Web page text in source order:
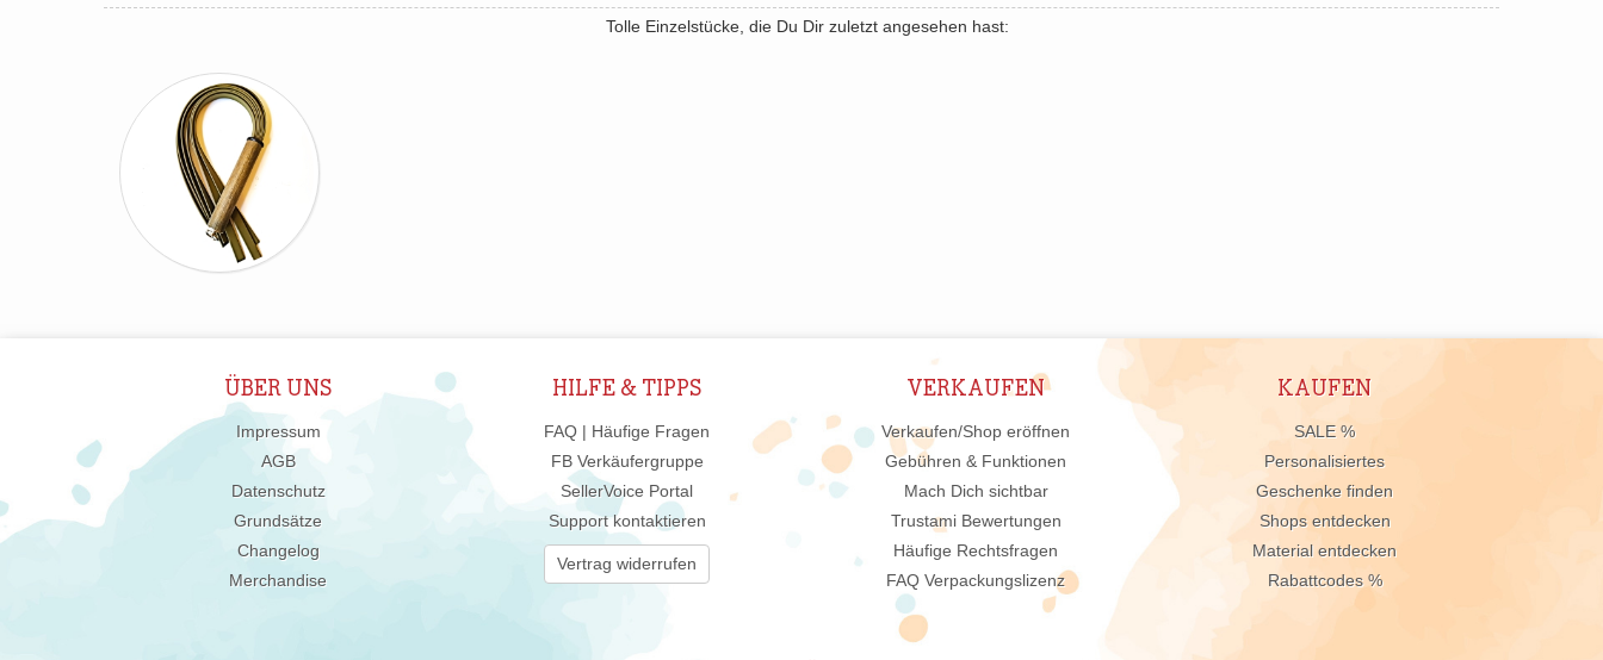
Tolle Einzelstücke, die Du Dir zuletzt angesehen hast:
ÜBER UNS
Impressum
AGB
Datenschutz
Grundsätze
Changelog
Merchandise
HILFE & TIPPS
FAQ | Häufige Fragen
FB Verkäufergruppe
SellerVoice Portal
Support kontaktieren
Vertrag widerrufen
VERKAUFEN
Verkaufen/Shop eröffnen
Gebühren & Funktionen
Mach Dich sichtbar
Trustami Bewertungen
Häufige Rechtsfragen
FAQ Verpackungslizenz
KAUFEN
SALE %
Personalisiertes
Geschenke finden
Shops entdecken
Material entdecken
Rabattcodes %